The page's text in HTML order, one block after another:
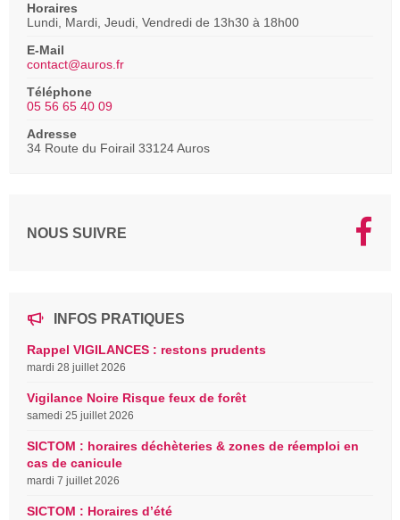
Horaires
Lundi, Mardi, Jeudi, Vendredi de 13h30 à 18h00
E-Mail
contact@auros.fr
Téléphone
05 56 65 40 09
Adresse
34 Route du Foirail 33124 Auros
NOUS SUIVRE
INFOS PRATIQUES
Rappel VIGILANCES : restons prudents
mardi 28 juillet 2026
Vigilance Noire Risque feux de forêt
samedi 25 juillet 2026
SICTOM : horaires déchèteries & zones de réemploi en
cas de canicule
mardi 7 juillet 2026
SICTOM : Horaires d’été